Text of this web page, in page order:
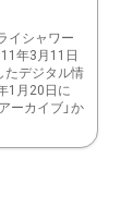
イシャワー
年3月11日
たデジタル情
1月20日に
ーカイブ」か